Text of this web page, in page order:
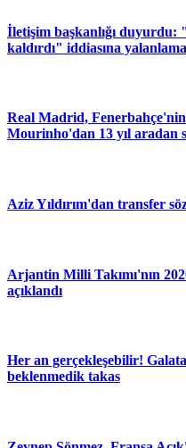
İletişim başkanlığı
kaldırdı" iddiasına yalanlama
Real Madrid, Fenerbahçe'nin
Mourinho'dan 13 yıl aradan
Aziz Yıldırım'dan transfer
Arjantin Milli Takımı'nın
açıklandı
Her an gerçekleşebilir!
beklenmedik takas